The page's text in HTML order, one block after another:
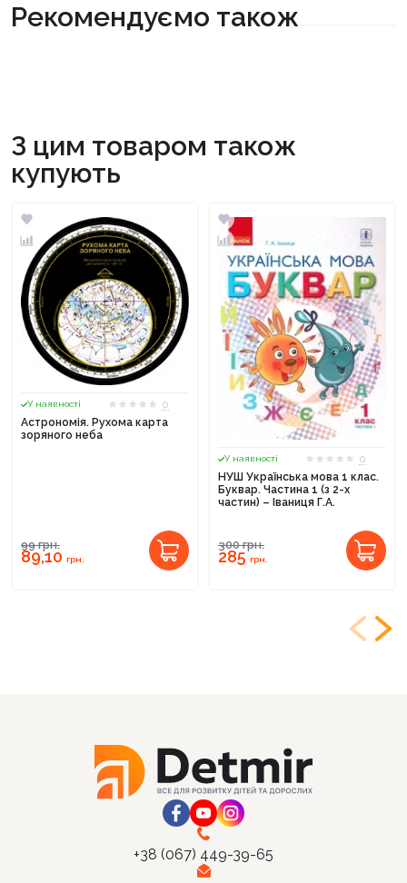
Рекомендуємо також
З цим товаром також
купують
У наявності
0
Астрономія. Рухома карта
зоряного неба
99грн.
89,10 грн.
У наявності
0
НУШ Українська мова 1 клас.
Буквар. Частина 1 (з 2-х
частин) – Іваниця Г.А.
300грн.
285грн.
+38 (067) 449-39-65